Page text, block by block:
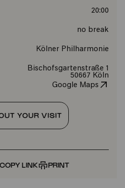
20:00
no break
Kölner Philharmonie
Bischofsgartenstraße 1
50667 Köln
Google Maps
YOUR VISIT
COPY LINK PRINT